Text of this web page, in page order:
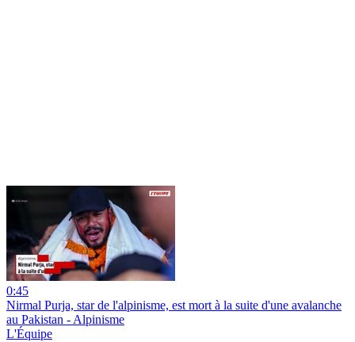
0:45
Nirmal Purja, star de l'alpinisme, est mort à la suite d'une avalanche
au Pakistan - Alpinisme
L'Équipe